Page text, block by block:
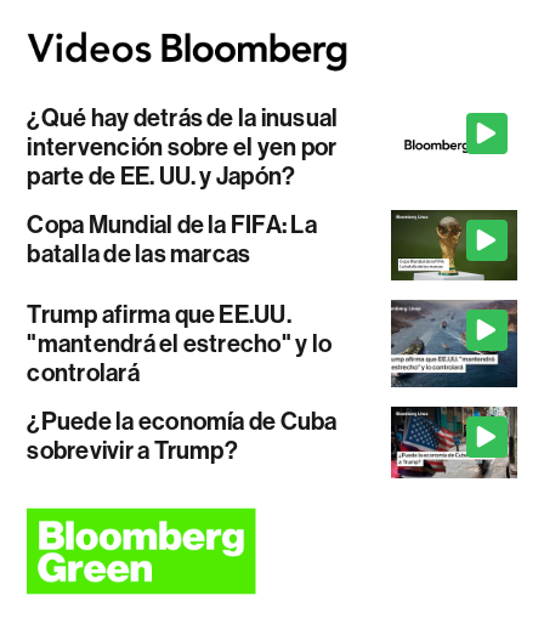
¿Qué hay detrás de la inusual
intervención sobre el yen por
parte de EE. UU. y Japón?
Copa Mundial de la FIFA: La
batalla de las marcas
Trump afirma que EE.UU.
"mantendrá el estrecho" y lo
controlará
¿Puede la economía de Cuba
sobrevivir a Trump?